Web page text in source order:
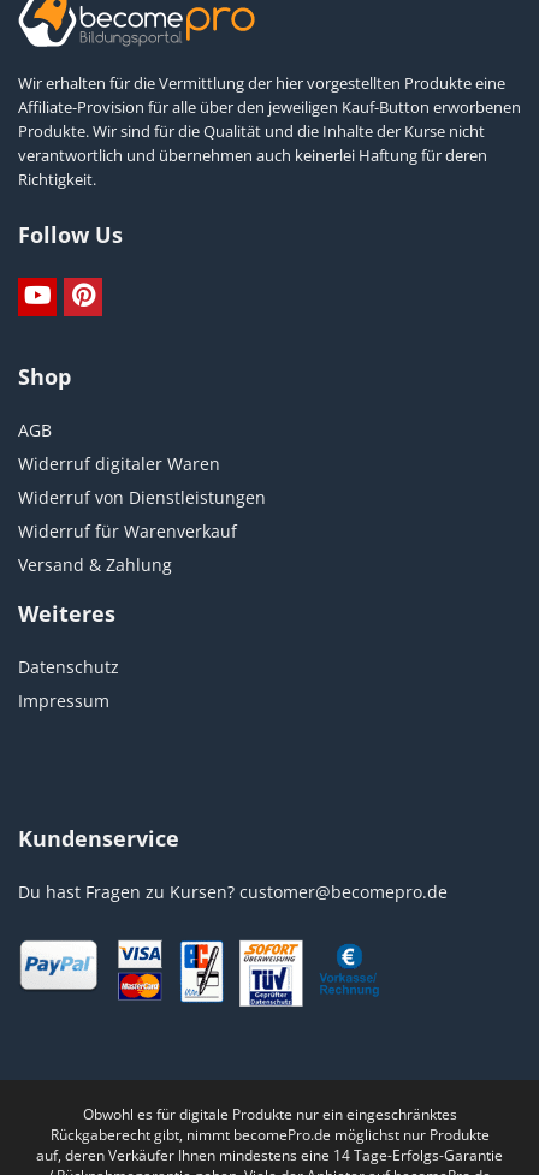
Wir erhalten für die Vermittlung der hier vorgestellten Produkte eine
Affiliate-Provision für alle über den jeweiligen Kauf-Button erworbenen
Produkte. Wir sind für die Qualität und die Inhalte der Kurse nicht
verantwortlich und übernehmen auch keinerlei Haftung für deren
Richtigkeit.
Follow Us
Shop
AGB
Widerruf digitaler Waren
Widerruf von Dienstleistungen
Widerruf für Warenverkauf
Versand & Zahlung
Weiteres
Datenschutz
Impressum
Kundenservice
Du hast Fragen zu Kursen? customer@becomepro.de
Obwohl es für digitale Produkte nur ein eingeschränktes
Rückgaberecht gibt, nimmt becomePro.de möglichst nur Produkte
auf, deren Verkäufer Ihnen mindestens eine 14 Tage-Erfolgs-Garantie